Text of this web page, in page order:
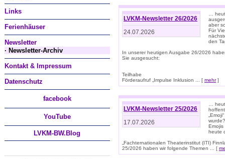
Links
Ferienhäuser
Newsletter
· Newsletter-Archiv
Kontakt & Impressum
Datenschutz
facebook
YouTube
LVKM-BW.Blog
LVKM-Newsletter 26/2026
24.07.2026
…
aber
Für
den
In unserer heutigen Ausgabe 26/2026
Sie ausgesucht:
Teilhabe
Förderaufruf „Impulse Inklusion ... [ mehr]
LVKM-Newsletter 25/2026
17.07.2026
…
Emojis
heute
„Fachternationalen Theaterinstitut (ITI)
25/2026 haben wir folgende Themen ... [